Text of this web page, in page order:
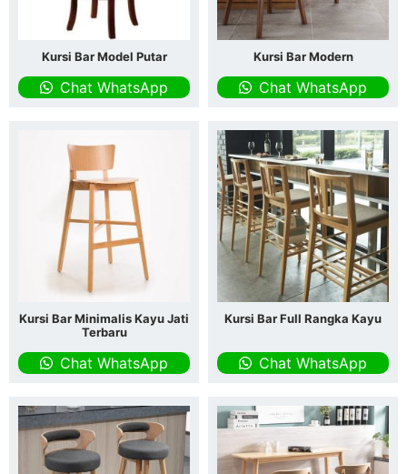
Kursi Bar Model Putar
Chat WhatsApp
Kursi Bar Modern
Chat WhatsApp
Kursi Bar Minimalis Kayu Jati
Terbaru
Chat WhatsApp
Kursi Bar Full Rangka Kayu
Chat WhatsApp